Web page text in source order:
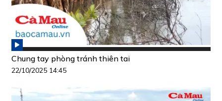
Chung tay phòng tránh thiên tai
22/10/2025 14:45